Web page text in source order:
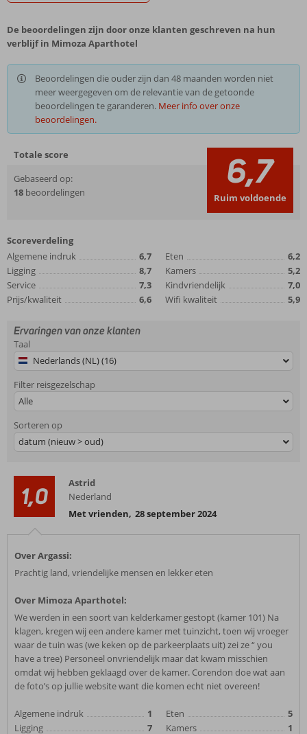
De beoordelingen zijn door onze klanten geschreven na hun
verblijf in Mimoza Aparthotel
Beoordelingen die ouder zijn dan 48 maanden worden niet
meer weergegeven om de relevantie van de getoonde
beoordelingen te garanderen. Meer info over onze
beoordelingen.
Totale score
Gebaseerd op:
18 beoordelingen 6,7
Ruim voldoende
Scoreverdeling
Algemene indruk
6,7
Ligging
8,7
Service
7,3
Prijs/kwaliteit
6,6
Eten
6,2
Kamers
5,2
Kindvriendelijk
7,0
Wifi kwaliteit
5,9
Ervaringen van onze klanten
Taal
Nederlands (NL) (16)
Filter reisgezelschap
Alle
Sorteren op
datum (nieuw > oud)
1,0
Astrid
Nederland
Met vrienden, 28 september 2024
Over Argassi:
Prachtig land, vriendelijke mensen en lekker eten
Over Mimoza Aparthotel:
We werden in een soort van kelderkamer gestopt (kamer 101) Na
klagen, kregen wij een andere kamer met tuinzicht, toen wij vroeger
waar de tuin was (we keken op de parkeerplaats uit) zei ze “ you
have a tree) Personeel onvriendelijk maar dat kwam misschien
omdat wij hebben geklaagd over de kamer. Corendon doe wat aan
de foto’s op jullie website want die komen echt niet overeen!
Algemene indruk
1
Ligging
7
Eten
5
Kamers
1